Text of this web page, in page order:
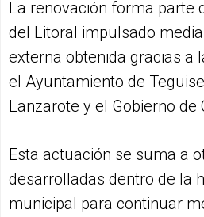
La renovación forma parte
del Litoral impulsado
externa obtenida gracias a
el Ayuntamiento de
Lanzarote y el Gobierno de
Esta actuación se suma a
desarrolladas dentro de la
municipal para continuar